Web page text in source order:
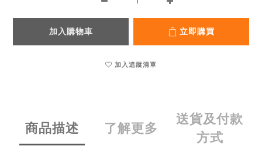
加入購物車 立即購買
加入追蹤清單
商品描述 了解更多
送貨及付款
方式